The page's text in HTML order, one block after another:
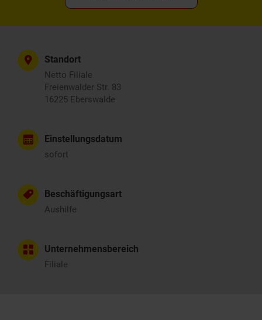
Standort
Netto Filiale
Freienwalder Str. 83
16225 Eberswalde
Einstellungsdatum
sofort
Beschäftigungsart
Aushilfe
Unternehmensbereich
Filiale